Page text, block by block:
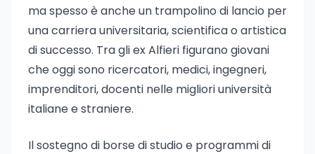
ma spesso è anche un trampolino di lancio per
una carriera universitaria, scientifica o artistica
di successo. Tra gli ex Alfieri figurano giovani
che oggi sono ricercatori, medici, ingegneri,
imprenditori, docenti nelle migliori università
italiane e straniere.
Il sostegno di borse di studio e programmi di